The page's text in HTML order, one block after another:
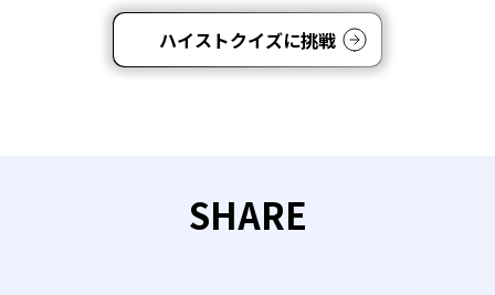
ハイストクイズに挑戦
SHARE